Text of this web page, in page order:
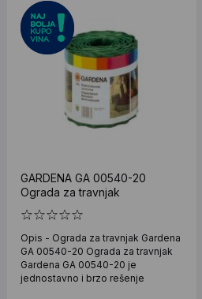
GARDENA GA 00540-20
Ograda za travnjak
Opis - Ograda za travnjak Gardena
GA 00540-20 Ograda za travnjak
Gardena GA 00540-20 je
jednostavno i brzo rešenje